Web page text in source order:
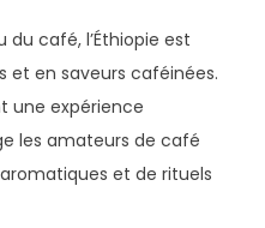
café, l’Éthiopie est
et en saveurs caféinées.
une expérience
les amateurs de café
et de rituels